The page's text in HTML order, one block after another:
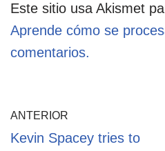
Este sitio usa Akismet
Aprende cómo se
comentarios.
ANTERIOR
Kevin Spacey tries to